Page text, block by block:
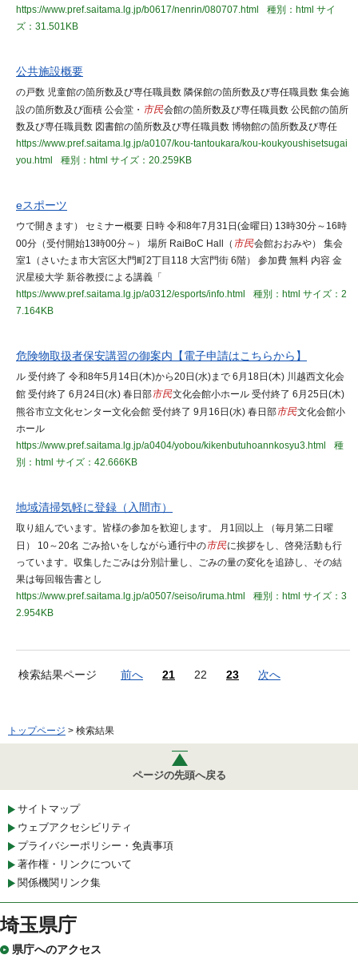
https://www.pref.saitama.lg.jp/b0617/nenrin/080707.html
種別：html サイ
ズ：31.501KB
公共施設概要
の戸数 児童館の箇所数及び専任職員数 隣保館の箇所数及び専任職員数 集会施
設の箇所数及び面積 公会堂・ 市民会館の箇所数及び専任職員数 公民館の箇所
数及び専任職員数 図書館の箇所数及び専任職員数 博物館の箇所数及び専任
https://www.pref.saitama.lg.jp/a0107/kou-tantoukara/kou-koukyoushisetsugai
you.html
種別：html サイズ：20.259KB
eスポーツ
ウで開きます） セミナー概要 日時 令和8年7月31日(金曜日) 13時30分～16時
00分（受付開始13時00分～） 場所 RaiBoC Hall（ 市民会館おおみや） 集会
室1（さいたま市大宮区大門町2丁目118 大宮門街 6階） 参加費 無料 内容 金
沢星稜大学 新谷教授による講義「
https://www.pref.saitama.lg.jp/a0312/esports/info.html
種別：html サイズ：2
7.164KB
危険物取扱者保安講習の御案内【電子申請はこちらから】
ル 受付終了 令和8年5月14日(木)から20日(水)まで 6月18日(木) 川越西文化会
館 受付終了 6月24日(水) 春日部市民文化会館小ホール 受付終了 6月25日(木)
熊谷市立文化センター文化会館 受付終了 9月16日(水) 春日部市民文化会館小
ホール
https://www.pref.saitama.lg.jp/a0404/yobou/kikenbutuhoannkosyu3.html
種
別：html サイズ：42.666KB
地域清掃気軽に登録（入間市）
取り組んでいます。皆様の参加を歓迎します。 月1回以上 （毎月第二日曜
日） 10～20名 ごみ拾いをしながら通行中の市民に挨拶をし、啓発活動も行
っています。収集したごみは分別計量し、ごみの量の変化を追跡し、その結
果は毎回報告書とし
https://www.pref.saitama.lg.jp/a0507/seiso/iruma.html
種別：html サイズ：3
2.954KB
検索結果ページ 前へ 21 22 23 次へ
トップページ > 検索結果
ページの先頭へ戻る
サイトマップ
ウェブアクセシビリティ
プライバシーポリシー・免責事項
著作権・リンクについて
関係機関リンク集
埼玉県庁
県庁へのアクセス